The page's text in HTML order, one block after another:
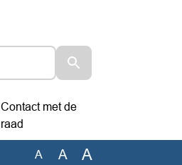
Contact met de
raad
A A A